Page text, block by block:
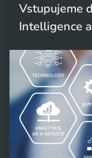
Vstupujeme
Intelligence